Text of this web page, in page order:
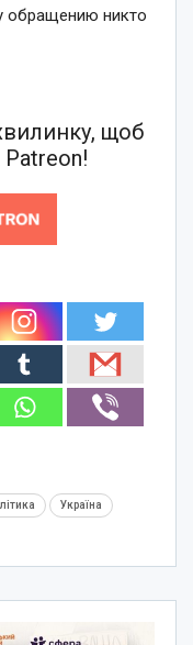
обращению никто
щоб
Україна